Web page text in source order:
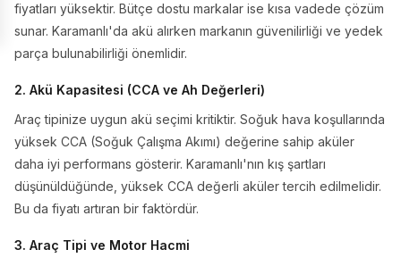
fiyatları yüksektir. Bütçe dostu markalar ise kısa vadede çözüm
sunar. Karamanlı'da akü alırken markanın güvenilirliği ve yedek
parça bulunabilirliği önemlidir.
2. Akü Kapasitesi (CCA ve Ah Değerleri)
Araç tipinize uygun akü seçimi kritiktir. Soğuk hava koşullarında
yüksek CCA (Soğuk Çalışma Akımı) değerine sahip aküler
daha iyi performans gösterir. Karamanlı'nın kış şartları
düşünüldüğünde, yüksek CCA değerli aküler tercih edilmelidir.
Bu da fiyatı artıran bir faktördür.
3. Araç Tipi ve Motor Hacmi